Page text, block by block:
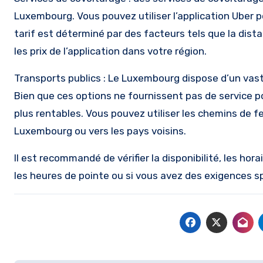
Luxembourg. Vous pouvez utiliser l’application
tarif est déterminé par des facteurs tels que la
les prix de l’application dans votre région.
Transports publics : Le Luxembourg dispose d’un
Bien que ces options ne fournissent pas de
plus rentables. Vous pouvez utiliser les chemins de
Luxembourg ou vers les pays voisins.
Il est recommandé de vérifier la disponibilité, les
les heures de pointe ou si vous avez des exigences